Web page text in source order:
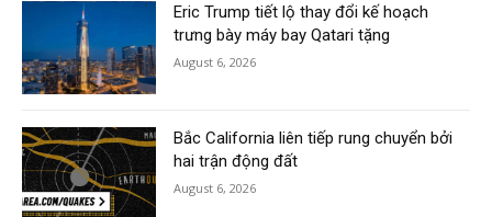
Eric Trump tiết lộ thay đổi kế hoạch
trưng bày máy bay Qatari tặng
August 6, 2026
Bắc California liên tiếp rung chuyển bởi
hai trận động đất
August 6, 2026